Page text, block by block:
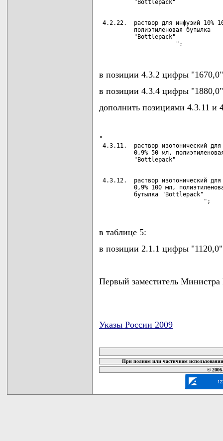
4.2.22.  раствор для инфузий
          полиэтиленовая бутылка
          "Bottlepack"
                      ";
в позиции 4.3.2 цифры
в позиции 4.3.4 цифры
дополнить позициями 4.3.11 и
"
4.3.11.  раствор изотонический
0,9% 50 мл,
4.3.12.  раствор изотонический
0,9% 100 мл,
          бутылка "Bottlepack"
                              ";
в таблице 5:
в позиции 2.1.1 цифры
Первый заместитель
Указы России 2009
При полном или частичном
©